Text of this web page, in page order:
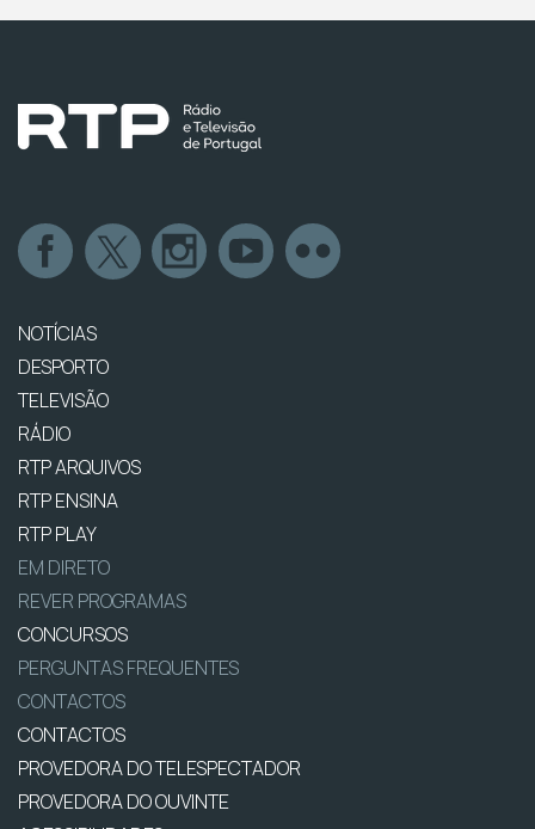
NOTÍCIAS
DESPORTO
TELEVISÃO
RÁDIO
RTP ARQUIVOS
RTP ENSINA
RTP PLAY
EM DIRETO
REVER PROGRAMAS
CONCURSOS
PERGUNTAS FREQUENTES
CONTACTOS
CONTACTOS
PROVEDORA DO TELESPECTADOR
PROVEDORA DO OUVINTE